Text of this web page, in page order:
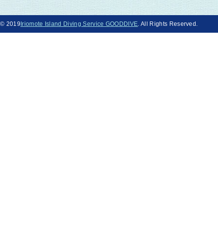
© 2019Iriomote Island Diving Service GOODDIVE . All Rights Reserved.